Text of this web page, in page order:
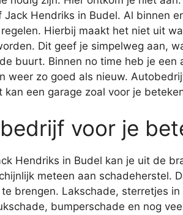
Hendriks in Budel. Al binnen
Hierbij maakt het niet uit
Dit geef je simpelweg aan,
buurt. Binnen no time heb je een
weer zo goed als nieuw.
een garage zoal voor je
voor je
Hendriks in Budel kan je uit de
meteen aan schadeherstel.
brengen. Lakschade, sterretjes in
bumperschade en nog